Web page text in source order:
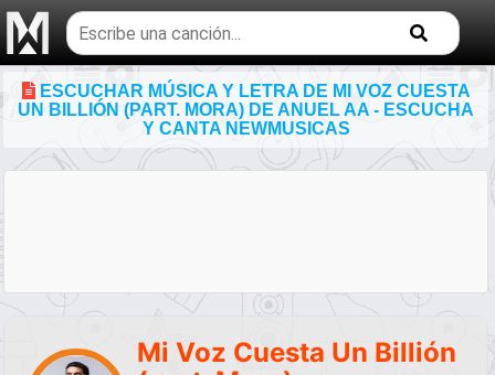
Buscar
temas
musicales
ESCUCHAR MÚSICA Y LETRA DE MI VOZ CUESTA
UN BILLIÓN (PART. MORA) DE ANUEL AA - ESCUCHA
Y CANTA NEWMUSICAS
Mi Voz Cuesta Un Billión